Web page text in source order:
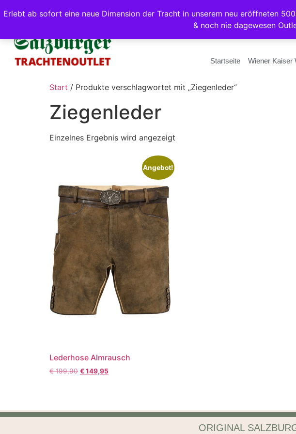
Erlebt ab sofort eine neue Dimension der Tracht in unserem neu eröffneten
& noch nie dagewesen
Startseite Wiener Kaiser
Start / Produkte verschlagwortet mit „Ziegenleder“
Ziegenleder
Einzelnes Ergebnis wird angezeigt
Angebot!
Lederhose Almrausch
€199,90 €149,95
ORIGINAL